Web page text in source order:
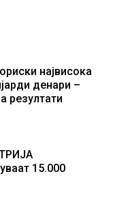
највисока
денари –
резултати
15.000